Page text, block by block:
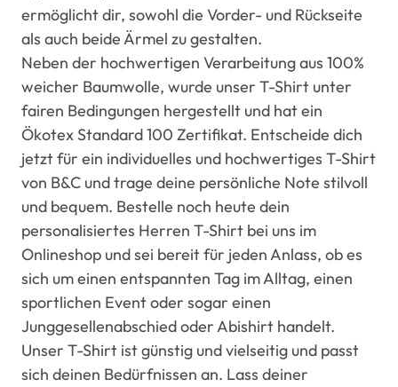
ermöglicht dir, sowohl die Vorder- und Rückseite
als auch beide Ärmel zu gestalten.
Neben der hochwertigen Verarbeitung aus 100%
weicher Baumwolle, wurde unser T-Shirt unter
fairen Bedingungen hergestellt und hat ein
Ökotex Standard 100 Zertifikat. Entscheide dich
jetzt für ein individuelles und hochwertiges T-Shirt
von B&C und trage deine persönliche Note stilvoll
und bequem. Bestelle noch heute dein
personalisiertes Herren T-Shirt bei uns im
Onlineshop und sei bereit für jeden Anlass, ob es
sich um einen entspannten Tag im Alltag, einen
sportlichen Event oder sogar einen
Junggesellenabschied oder Abishirt handelt.
Unser T-Shirt ist günstig und vielseitig und passt
sich deinen Bedürfnissen an. Lass deiner